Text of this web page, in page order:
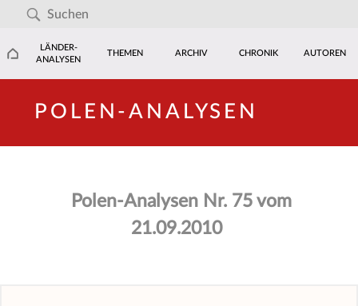
LÄNDER-
ANALYSEN
THEMEN ARCHIV CHRONIK AUTOREN
POLEN-ANALYSEN
Polen-Analysen Nr. 75 vom
21.09.2010